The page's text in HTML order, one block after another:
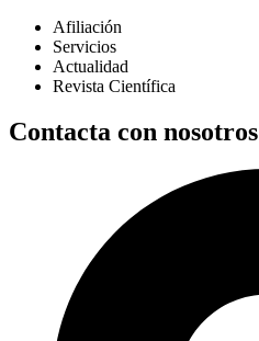
Afiliación
Servicios
Actualidad
Revista Científica
Contacta con nosotros